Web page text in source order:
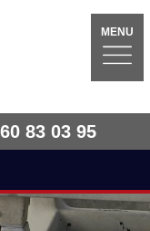
MENU
83 03 95